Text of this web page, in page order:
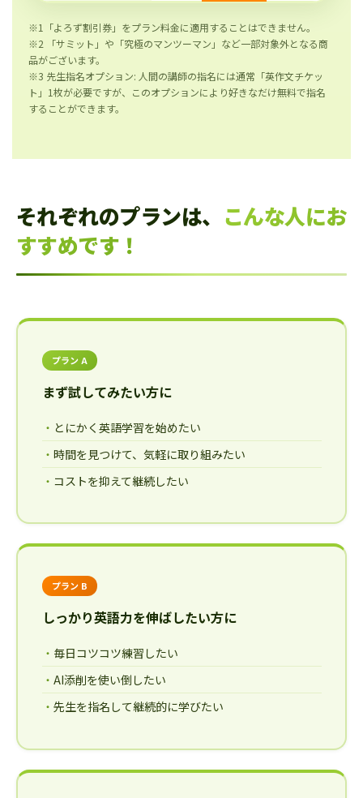
※1「よろず割引券」をプラン料金に適用することはできません。
※2 「サミット」や「究極のマンツーマン」など一部対象外となる商
品がございます。
※3 先生指名オプション: 人間の講師の指名には通常「英作文チケッ
ト」1枚が必要ですが、このオプションにより好きなだけ無料で指名
することができます。
それぞれのプランは、 こんな人にお
すすめです！
プラン A
まず試してみたい方に
とにかく英語学習を始めたい
時間を見つけて、気軽に取り組みたい
コストを抑えて継続したい
プラン B
しっかり英語力を伸ばしたい方に
毎日コツコツ練習したい
AI添削を使い倒したい
先生を指名して継続的に学びたい